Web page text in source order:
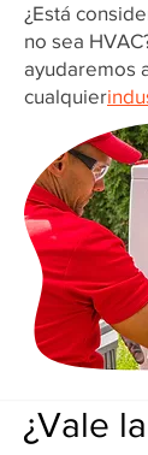
¿Está
no sea
ayudaremos
cualquier
¿Vale